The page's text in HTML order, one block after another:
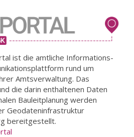
ist die amtliche Informations-
rund um
Amtsverwaltung. Das
die darin enthaltenen Daten
Bauleitplanung werden
Geodateninfrastruktur
bereitgestellt.